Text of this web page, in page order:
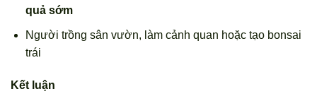
quả sớm
Người trồng sân vườn, làm cảnh quan hoặc tạo bonsai
trái
Kết luận